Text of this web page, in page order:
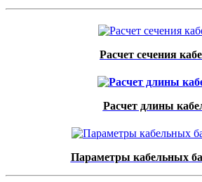
Расчет сечения
Расчет длины
Параметры кабельных